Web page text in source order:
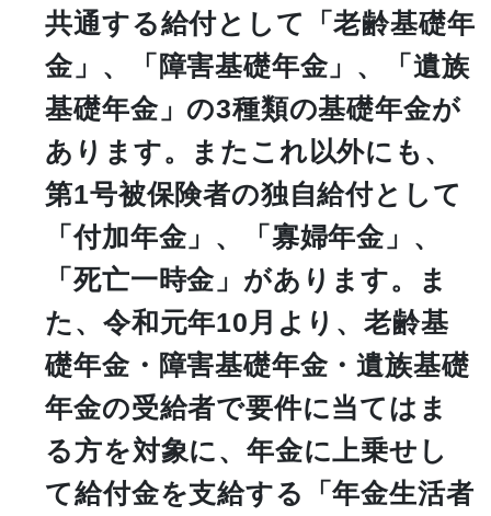
共通する給付として「老齢基礎年
金」、「障害基礎年金」、「遺族
基礎年金」の3種類の基礎年金が
あります。またこれ以外にも、
第1号被保険者の独自給付として
「付加年金」、「寡婦年金」、
「死亡一時金」があります。ま
た、令和元年10月より、老齢基
礎年金・障害基礎年金・遺族基礎
年金の受給者で要件に当てはま
る方を対象に、年金に上乗せし
て給付金を支給する「年金生活者